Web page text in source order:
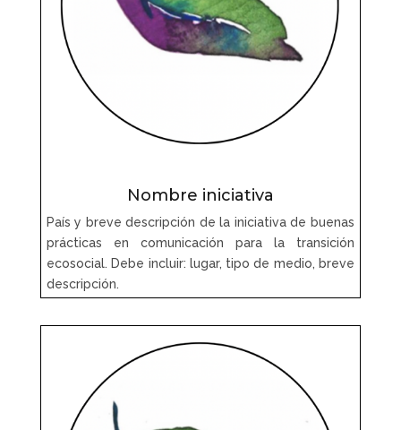
Nombre iniciativa
País y breve descripción de la iniciativa de buenas
prácticas en comunicación para la transición
ecosocial. Debe incluir: lugar, tipo de medio, breve
descripción.